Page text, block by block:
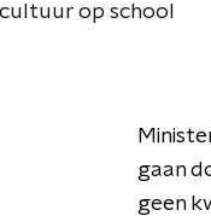
op school
gaan
geen